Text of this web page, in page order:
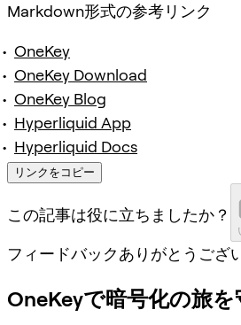
Markdown形式の参考リンク
OneKey
OneKey Download
OneKey Blog
Hyperliquid App
Hyperliquid Docs
リンクをコピー
この記事は役に立ちましたか？
フィードバックありがとうござ
OneKeyで暗号化の旅を